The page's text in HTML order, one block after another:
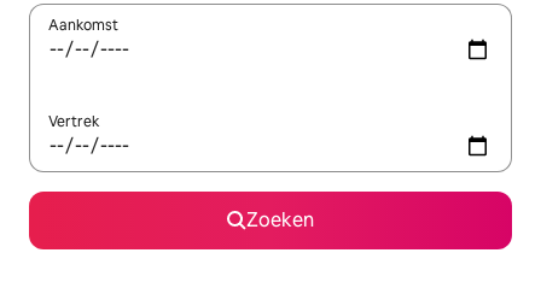
Aankomst
Vertrek
Zoeken